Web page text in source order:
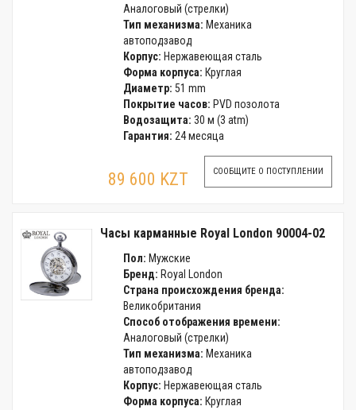
Аналоговый (стрелки)
Тип механизма: Механика
автоподзавод
Корпус: Нержавеющая сталь
Форма корпуса: Круглая
Диаметр: 51 mm
Покрытие часов: PVD позолота
Водозащита: 30 м (3 atm)
Гарантия: 24 месяца
89 600 KZT СООБЩИТЕ О ПОСТУПЛЕНИИ
Часы карманные Royal London 90004-02
Пол: Мужские
Бренд: Royal London
Страна происхождения бренда:
Великобритания
Способ отображения времени:
Аналоговый (стрелки)
Тип механизма: Механика
автоподзавод
Корпус: Нержавеющая сталь
Форма корпуса: Круглая